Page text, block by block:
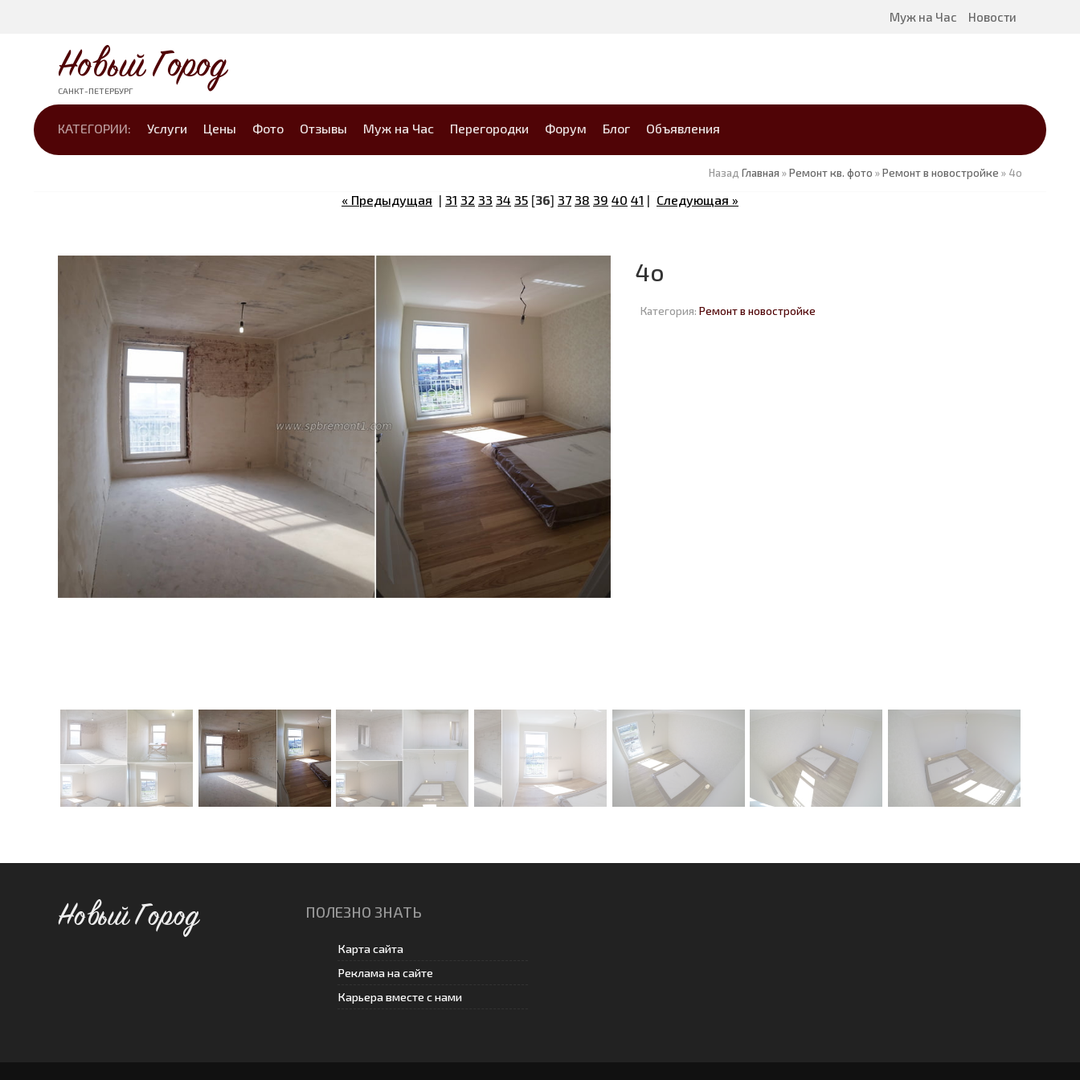
Муж на Час Новости
Новый Город
САНКТ-ПЕТЕРБУРГ
КАТЕГОРИИ: Услуги Цены Фото Отзывы Муж на Час Перегородки Форум Блог Объявления
Назад Главная »Ремонт кв. фото »Ремонт в новостройке » 4o
« Предыдущая | 31 32 33 34 35 [36] 37 38 39 40 41 | Следующая »
4o
Категория: Ремонт в новостройке
Новый Город ПОЛЕЗНО ЗНАТЬ
Карта сайта
Реклама на сайте
Карьера вместе с нами